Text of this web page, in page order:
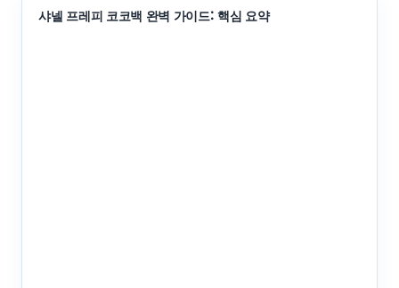
샤넬 프레피 코코백 완벽 가이드: 핵심 요약